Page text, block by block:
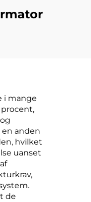
i mange
anden
hvilket
uanset
de